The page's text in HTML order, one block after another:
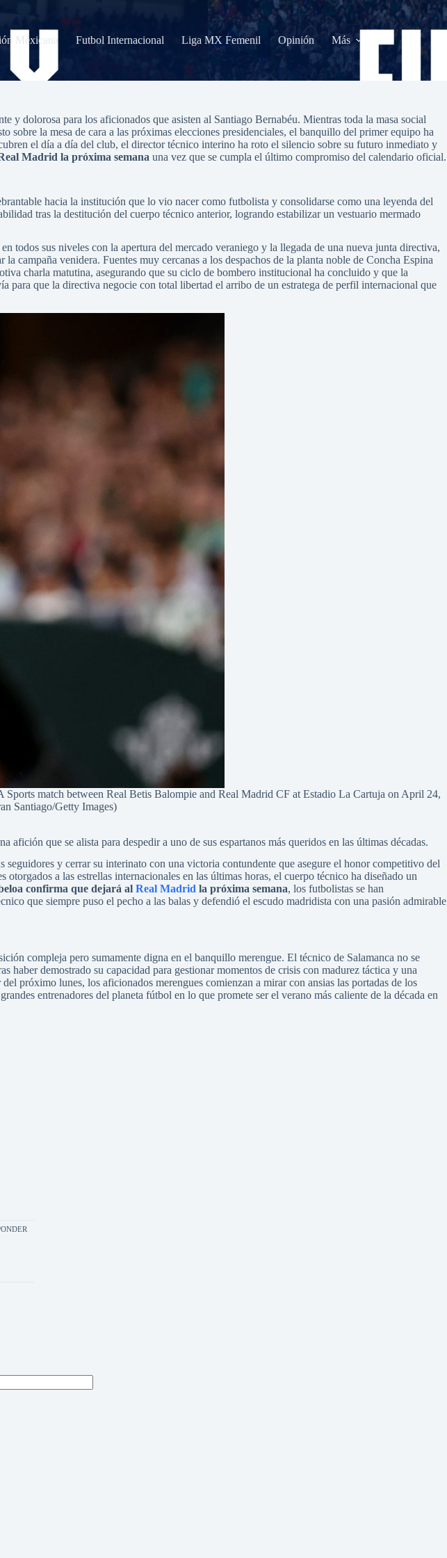
Méxicana Futbol Internacional Liga MX Femenil Opinión Más
y dolorosa para los aficionados que asisten al Santiago Bernabéu. Mientras toda la masa social
sobre la mesa de cara a las próximas elecciones presidenciales, el banquillo del primer equipo ha
el día a día del club, el director técnico interino ha roto el silencio sobre su futuro inmediato y
Madrid la próxima semana una vez que se cumpla el último compromiso del calendario oficial.
hacia la institución que lo vio nacer como futbolista y consolidarse como una leyenda del
tras la destitución del cuerpo técnico anterior, logrando estabilizar un vestuario mermado
todos sus niveles con la apertura del mercado veraniego y la llegada de una nueva junta directiva,
campaña venidera. Fuentes muy cercanas a los despachos de la planta noble de Concha Espina
charla matutina, asegurando que su ciclo de bombero institucional ha concluido y que la
para que la directiva negocie con total libertad el arribo de un estratega de perfil internacional que
match between Real Betis Balompie and Real Madrid CF at Estadio La Cartuja on April 24,
Santiago/Getty Images)
que se alista para despedir a uno de sus espartanos más queridos en las últimas décadas.
y cerrar su interinato con una victoria contundente que asegure el honor competitivo del
a las estrellas internacionales en las últimas horas, el cuerpo técnico ha diseñado un
confirma que dejará al Real Madrid la próxima semana, los futbolistas se han
que siempre puso el pecho a las balas y defendió el escudo madridista con una pasión admirable
compleja pero sumamente digna en el banquillo merengue. El técnico de Salamanca no se
haber demostrado su capacidad para gestionar momentos de crisis con madurez táctica y una
próximo lunes, los aficionados merengues comienzan a mirar con ansias las portadas de los
entrenadores del planeta fútbol en lo que promete ser el verano más caliente de la década en